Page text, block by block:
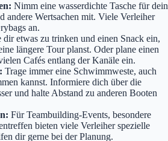
Nimm eine wasserdichte Tasche für dein
andere Wertsachen mit. Viele Verleiher
an.
dir etwas zu trinken und einen Snack ein,
längere Tour planst. Oder plane einen
Cafés entlang der Kanäle ein.
Trage immer eine Schwimmweste, auch
kannst. Informiere dich über die
und halte Abstand zu anderen Booten
Für Teambuilding-Events, besondere
bieten viele Verleiher spezielle
dir gerne bei der Planung.